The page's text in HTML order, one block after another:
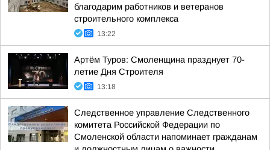
благодарим работников и ветеранов
строительного комплекса
13:22
Артём Туров: Смоленщина празднует 70-
летие Дня Строителя
13:18
Следственное управление Следственного
комитета Российской Федерации по
Смоленской области напоминает гражданам